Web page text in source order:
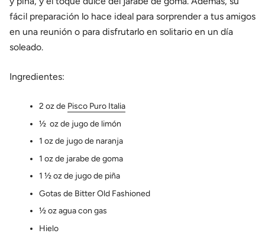
fácil preparación lo hace ideal para sorprender a tus amigos
en una reunión o para disfrutarlo en solitario en un día
soleado.
Ingredientes:
2 oz de Pisco Puro Italia
½ oz de jugo de limón
1 oz de jugo de naranja
1 oz de jarabe de goma
1 ½ oz de jugo de piña
Gotas de Bitter Old Fashioned
½ oz agua con gas
Hielo